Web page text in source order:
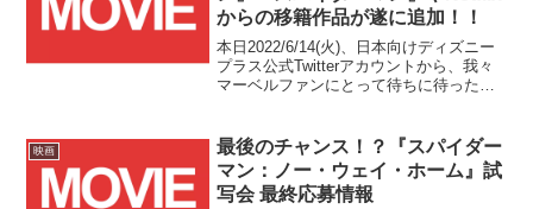
からの移籍作品が遂に追加！！
本日2022/6/14(火)、日本向けディズニー
プラス公式Twitterアカウントから、我々
マーベルファンにとって待ちに待った嬉
ラスで配信されていなかった数々のマー
ベル作品がいよいよ配信対象に追加され
るというもので、いずれも6月中に配信が
始まる予定となっています！
映画
最後のチャンス！？『スパイダー
マン：ノー・ウェイ・ホーム』試
写会 最終応募情報